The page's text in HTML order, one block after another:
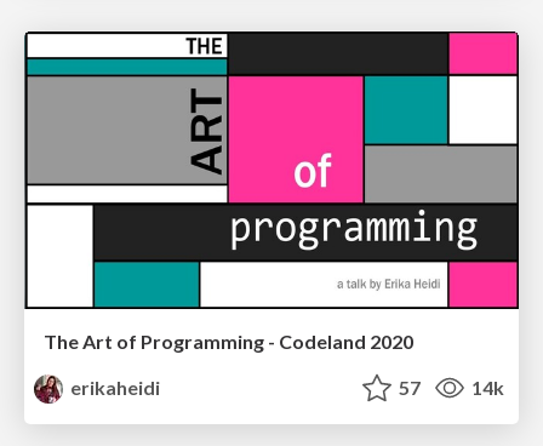
The Art of Programming - Codeland 2020
erikaheidi
57 14k